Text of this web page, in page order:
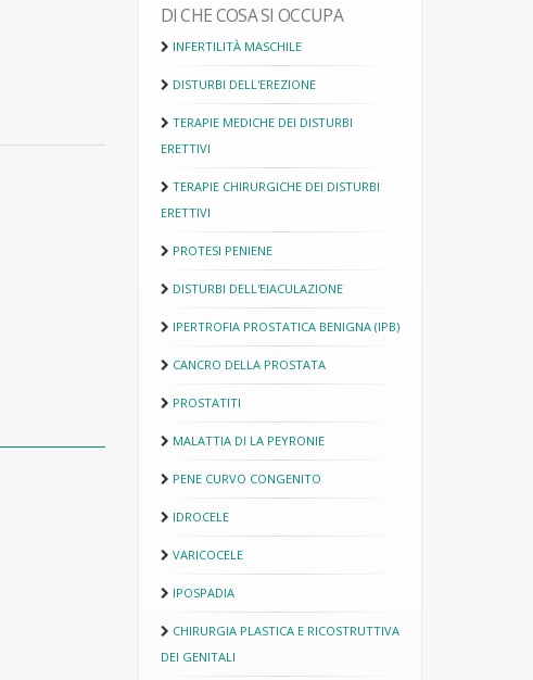
DI CHE COSA SI OCCUPA
INFERTILITÀ MASCHILE
DISTURBI DELL'EREZIONE
TERAPIE MEDICHE DEI DISTURBI
ERETTIVI
TERAPIE CHIRURGICHE DEI DISTURBI
ERETTIVI
PROTESI PENIENE
DISTURBI DELL'EIACULAZIONE
IPERTROFIA PROSTATICA BENIGNA (IPB)
CANCRO DELLA PROSTATA
PROSTATITI
MALATTIA DI LA PEYRONIE
PENE CURVO CONGENITO
IDROCELE
VARICOCELE
IPOSPADIA
CHIRURGIA PLASTICA E RICOSTRUTTIVA
DEI GENITALI